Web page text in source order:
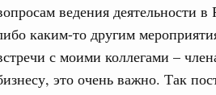
ведения деятельности
каким-то другим
с моими коллегами –
это очень важно. Так
и въездной туризм
Внутренний
– на 20,1%